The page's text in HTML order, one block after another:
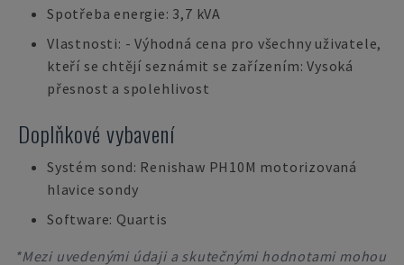
Spotřeba energie: 3,7 kVA
Vlastnosti: - Výhodná cena pro všechny uživatele,
kteří se chtějí seznámit se zařízením: Vysoká
přesnost a spolehlivost
Doplňkové vybavení
Systém sond: Renishaw PH10M motorizovaná
hlavice sondy
Software: Quartis
*Mezi uvedenými údaji a skutečnými hodnotami mohou